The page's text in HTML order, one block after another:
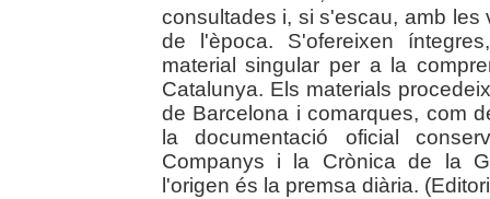
consultades i, si s'escau, amb
de l'època. S'ofereixen
material singular per a la
Catalunya. Els materials
de Barcelona i comarques, com
la documentació oficial
Companys i la Crònica de la
l'origen és la premsa diària.